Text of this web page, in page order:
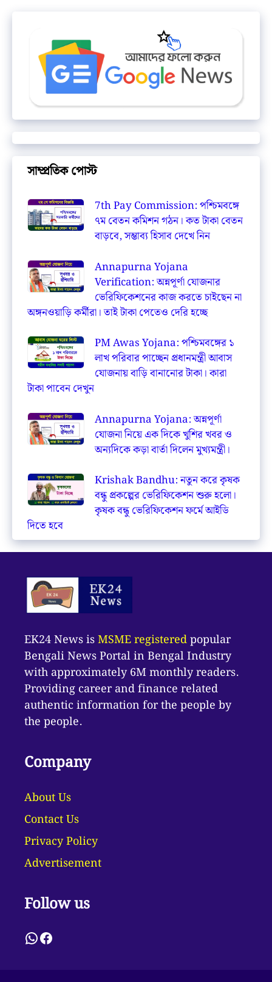
সাম্প্রতিক পোস্ট
7th Pay Commission: পশ্চিমবঙ্গে
৭ম বেতন কমিশন গঠন। কত টাকা বেতন
বাড়বে, সম্ভাব্য হিসাব দেখে নিন
Annapurna Yojana
Verification: অন্নপূর্ণা যোজনার
ভেরিফিকেশনের কাজ করতে চাইছেন না
অঙ্গনওয়াড়ি কর্মীরা। তাই টাকা পেতেও দেরি হচ্ছে
PM Awas Yojana: পশ্চিমবঙ্গের ১
লাখ পরিবার পাচ্ছেন প্রধানমন্ত্রী আবাস
যোজনায় বাড়ি বানানোর টাকা। কারা
টাকা পাবেন দেখুন
Annapurna Yojana: অন্নপূর্ণা
যোজনা নিয়ে এক দিকে খুশির খবর ও
অন্যদিকে কড়া বার্তা দিলেন মুখ্যমন্ত্রী।
Krishak Bandhu: নতুন করে কৃষক
বন্ধু প্রকল্পের ভেরিফিকেশন শুরু হলো।
কৃষক বন্ধু ভেরিফিকেশন ফর্মে আইডি
দিতে হবে
EK24 News isMSME registeredpopular
Bengali News Portal in Bengal Industry
with approximately 6M monthly readers.
Providing career and finance related
authentic information for the people by
the people.
Company
About Us
Contact Us
Privacy Policy
Advertisement
Follow us
WhatsApp
Facebook